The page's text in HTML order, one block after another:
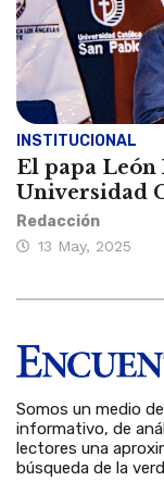
INSTITUCIONAL
El papa
Universidad
Redacción
13 May, 2025
Somos un medio
informativo, de
lectores una
búsqueda de la